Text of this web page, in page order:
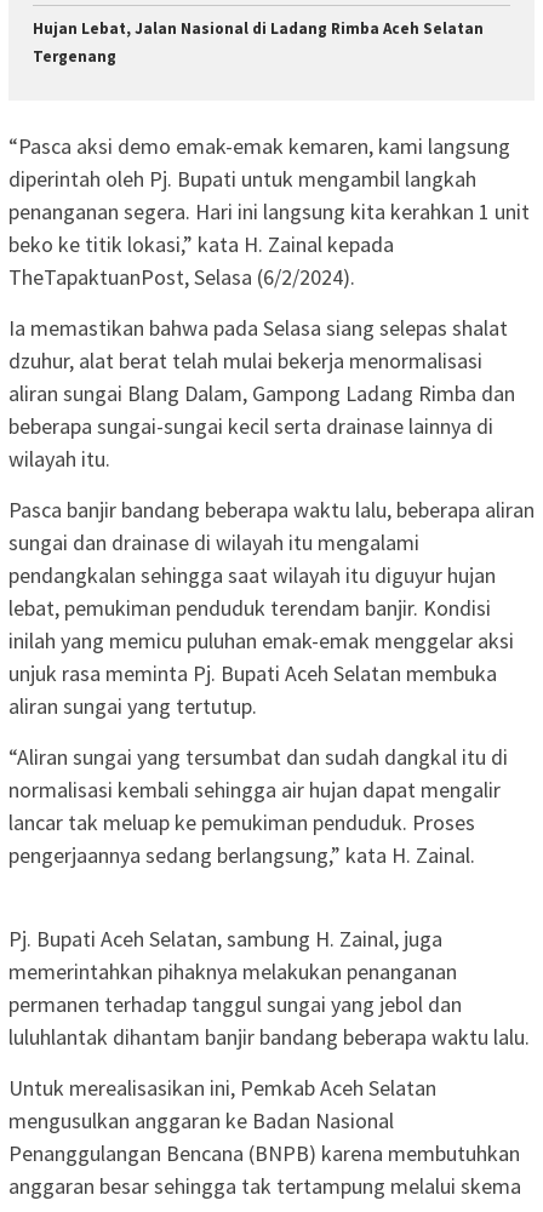
Hujan Lebat, Jalan Nasional di Ladang Rimba Aceh Selatan
Tergenang
“Pasca aksi demo emak-emak kemaren, kami langsung
diperintah oleh Pj. Bupati untuk mengambil langkah
penanganan segera. Hari ini langsung kita kerahkan 1 unit
beko ke titik lokasi,” kata H. Zainal kepada
TheTapaktuanPost, Selasa (6/2/2024).
Ia memastikan bahwa pada Selasa siang selepas shalat
dzuhur, alat berat telah mulai bekerja menormalisasi
aliran sungai Blang Dalam, Gampong Ladang Rimba dan
beberapa sungai-sungai kecil serta drainase lainnya di
wilayah itu.
Pasca banjir bandang beberapa waktu lalu, beberapa aliran
sungai dan drainase di wilayah itu mengalami
pendangkalan sehingga saat wilayah itu diguyur hujan
lebat, pemukiman penduduk terendam banjir. Kondisi
inilah yang memicu puluhan emak-emak menggelar aksi
unjuk rasa meminta Pj. Bupati Aceh Selatan membuka
aliran sungai yang tertutup.
“Aliran sungai yang tersumbat dan sudah dangkal itu di
normalisasi kembali sehingga air hujan dapat mengalir
lancar tak meluap ke pemukiman penduduk. Proses
pengerjaannya sedang berlangsung,” kata H. Zainal.
Pj. Bupati Aceh Selatan, sambung H. Zainal, juga
memerintahkan pihaknya melakukan penanganan
permanen terhadap tanggul sungai yang jebol dan
luluhlantak dihantam banjir bandang beberapa waktu lalu.
Untuk merealisasikan ini, Pemkab Aceh Selatan
mengusulkan anggaran ke Badan Nasional
Penanggulangan Bencana (BNPB) karena membutuhkan
anggaran besar sehingga tak tertampung melalui skema